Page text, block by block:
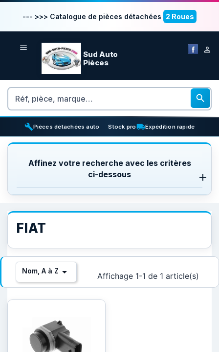
--- >>> Catalogue de pièces détachées 2 Roues
 
Sud Auto
Pièces
Rechercher

buildPièces détachées auto inventory_2
Stock prolocal_shippingExpédition rapide
Affinez votre recherche avec les critères
ci-dessous
FIAT
Nom, A à Z  Affichage 1-1 de 1 article(s)